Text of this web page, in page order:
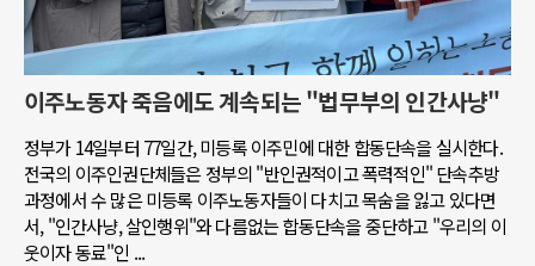
이주노동자 죽음에도 계속되는 "법무부의 인간사냥"
정부가 14일부터 77일간, 미등록 이주민에 대한 합동단속을 실시한다.
전국의 이주인권단체들은 정부의 "반인권적이고 폭력적인" 단속추방
과정에서 수 많은 미등록 이주노동자들이 다치고 목숨을 잃고 있다면
서, "인간사냥, 살인행위"와 다름없는 합동단속을 중단하고 "우리의 이
웃이자 동료"인 ...